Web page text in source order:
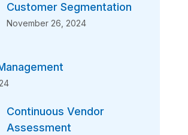
Customer Segmentation
November 26, 2024
Continuous Vendor
Assessment